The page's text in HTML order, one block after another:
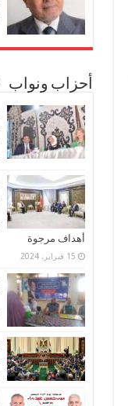
أحزاب ونواب
أهداف مرجوة
15 فبراير، 2024